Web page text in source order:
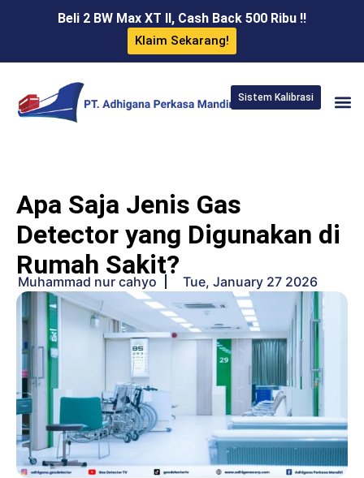
Beli 2 BW Max XT II, Cash Back 500 Ribu !!
Klaim Sekarang!
Sistem Kalibrasi
Apa Saja Jenis Gas
Detector yang Digunakan di
Rumah Sakit?
Muhammad nur cahyo Tue, January 27 2026